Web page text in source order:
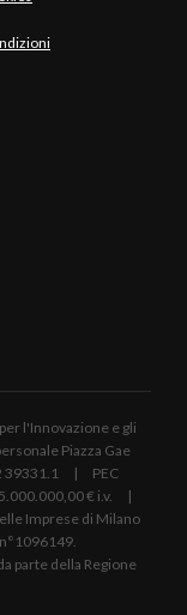
l'Innovazione e gli
Piazza Gae
39331.1 | PEC
€ i.v. |
Imprese di Milano
parte della Regione